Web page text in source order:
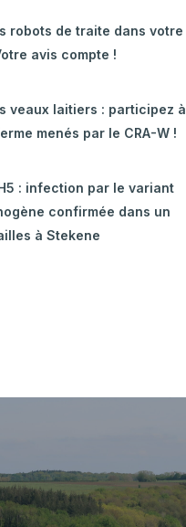
robots de traite dans votre
avis compte !
veaux laitiers : participez à
menés par le CRA-W !
: infection par le variant
confirmée dans un
à Stekene